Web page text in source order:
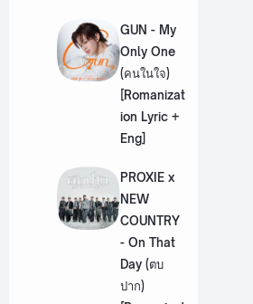
GUN - My
Only One
(คนในใจ)
[Romanizat
ion Lyric +
Eng]
PROXIE x
NEW
COUNTRY
- On That
Day (ตบ
ปาก)